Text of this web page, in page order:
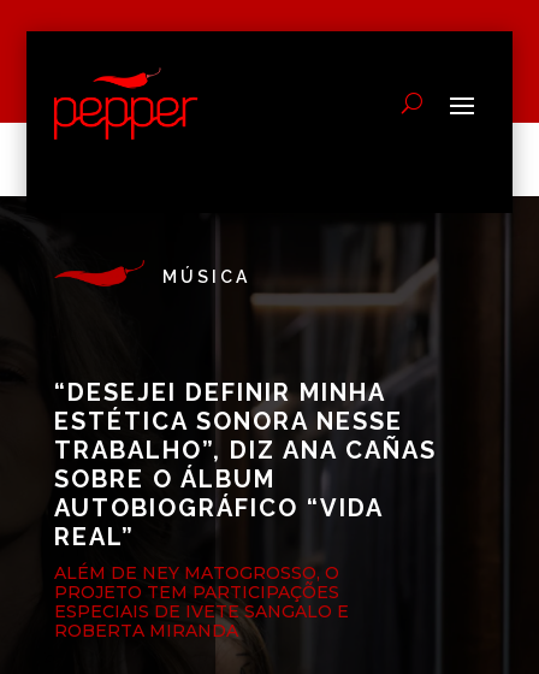
MÚSICA
“DESEJEI DEFINIR MINHA
ESTÉTICA SONORA NESSE
TRABALHO”, DIZ ANA CAÑAS
SOBRE O ÁLBUM
AUTOBIOGRÁFICO “VIDA
REAL”
ALÉM DE NEY MATOGROSSO, O
PROJETO TEM PARTICIPAÇÕES
ESPECIAIS DE IVETE SANGALO E
ROBERTA MIRANDA